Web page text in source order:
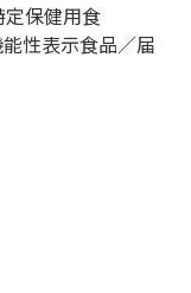
保健用食
性表示食品／届